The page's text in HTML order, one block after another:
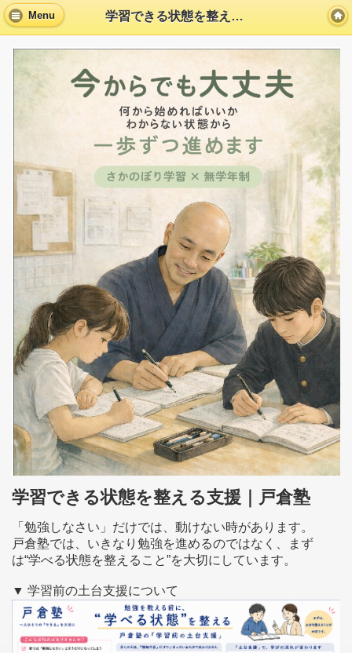
Menu 学習できる状態を整える支援｜戸倉塾
学習できる状態を整える支援｜戸倉塾
「勉強しなさい」だけでは、動けない時があります。
戸倉塾では、いきなり勉強を進めるのではなく、まず
は“学べる状態を整えること”を大切にしています。
▼ 学習前の土台支援について